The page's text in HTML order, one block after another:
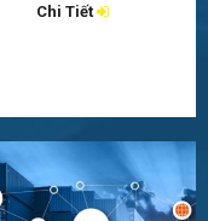
Chi Tiết